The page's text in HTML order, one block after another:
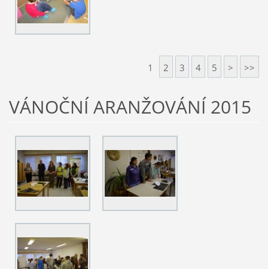
1 2 3 4 5 > >>
VÁNOČNÍ ARANŽOVÁNÍ 2015